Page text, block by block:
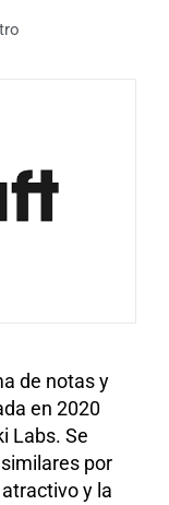
de notas y
en 2020
Labs. Se
por
y la